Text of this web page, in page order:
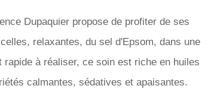
Dupaquier propose de profiter de ses
relaxantes, du sel d'Epsom, dans une
à réaliser, ce soin est riche en huiles
calmantes, sédatives et apaisantes.